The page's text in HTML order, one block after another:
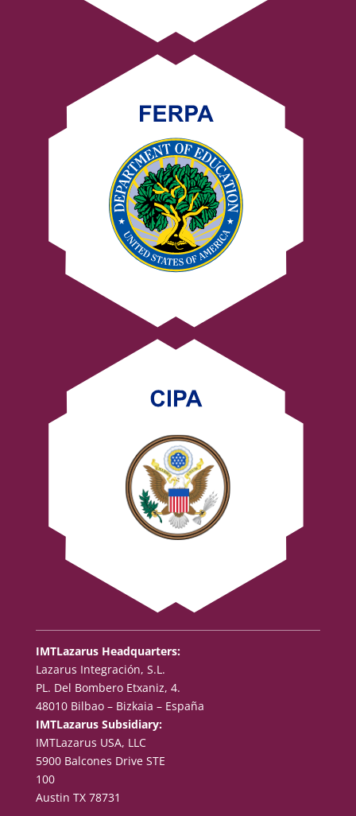
IMTLazarus Headquarters:
Lazarus Integración, S.L.
PL. Del Bombero Etxaniz, 4.
48010 Bilbao – Bizkaia – España
IMTLazarus Subsidiary:
IMTLazarus USA, LLC
5900 Balcones Drive STE
100
Austin TX 78731